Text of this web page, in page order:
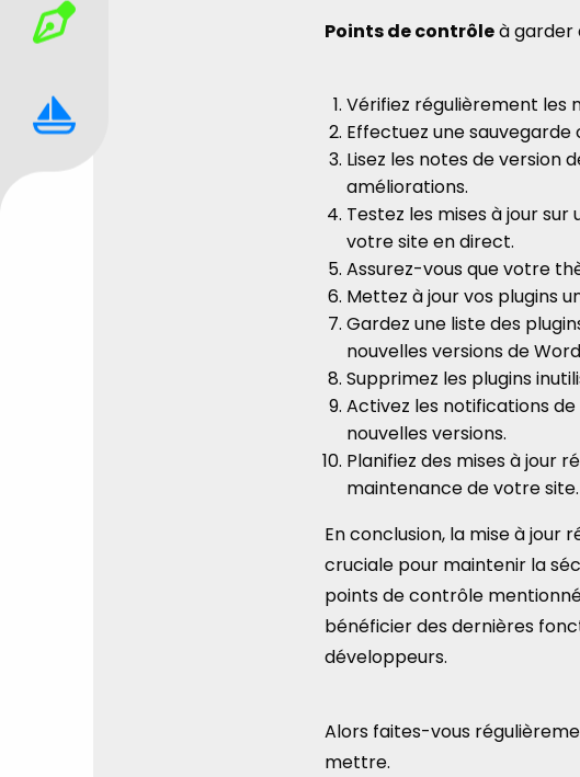
Points de contrôleà garder
Vérifiez régulièrement les
Effectuez une
Lisez les notes de version
améliorations.
Testez les mises à jour
votre site en direct.
Assurez-vous que votre
Mettez à jour vos plugins
Gardez une liste des
nouvelles versions de
Supprimez les plugins
Activez les notifications
nouvelles versions.
Planifiez des mises à jour
maintenance de votre site.
En conclusion, la mise à jour
cruciale pour maintenir la
points de contrôle
bénéficier des dernières
développeurs.
Alors faites-vous
mettre.